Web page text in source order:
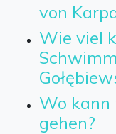
von
Wie viel
Wo kann
gehen?